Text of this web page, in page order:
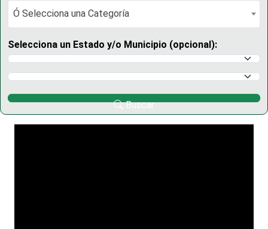
Ó Selecciona una Categoría
Ó Selecciona una Categoría
Selecciona un Estado y/o Municipio (opcional):
Selecciona un Estado
Selecciona un Municipio
Buscar